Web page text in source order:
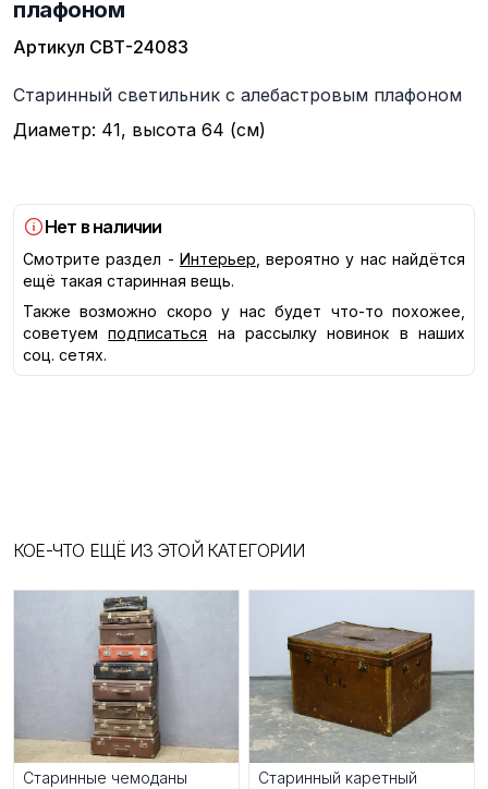
плафоном
Артикул СВТ-24083
Описание
Старинный светильник с алебастровым плафоном
Диаметр: 41, высота 64 (см)
Нет в наличии
Смотрите раздел - Интерьер , вероятно у нас найдётся
ещё такая старинная вещь.
Также возможно скоро у нас будет что-то похожее,
советуем
подписаться
на рассылку новинок в наших
соц. сетях.
КОЕ-ЧТО ЕЩЁ ИЗ ЭТОЙ КАТЕГОРИИ
Старинные чемоданы
Старинный каретный